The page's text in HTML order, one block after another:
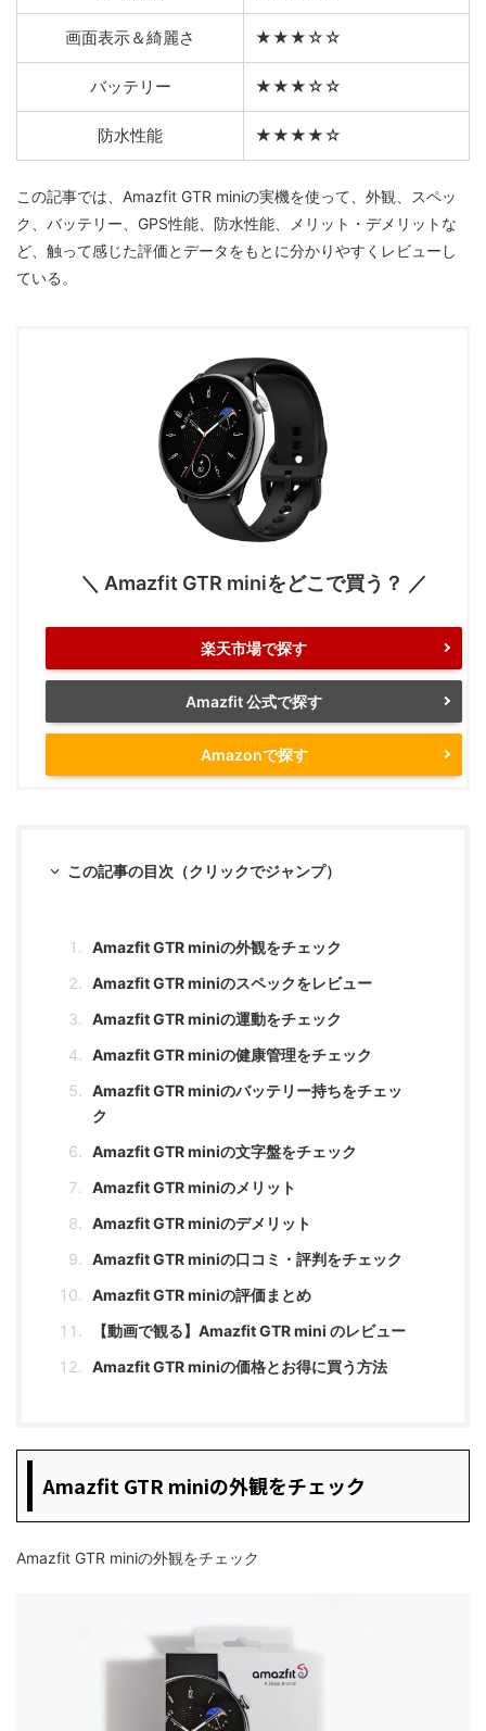
画面表示＆綺麗さ ★★★☆☆
バッテリー ★★★☆☆
防水性能 ★★★★☆
この記事では、Amazfit GTR miniの実機を使って、外観、スペッ
ク、バッテリー、GPS性能、防水性能、メリット・デメリットな
ど、触って感じた評価とデータをもとに分かりやすくレビューし
ている。
＼ Amazfit GTR miniをどこで買う？ ／
楽天市場で探す
Amazfit 公式で探す
Amazonで探す
この記事の目次（クリックでジャンプ）
Amazfit GTR miniの外観をチェック
Amazfit GTR miniのスペックをレビュー
Amazfit GTR miniの運動をチェック
Amazfit GTR miniの健康管理をチェック
Amazfit GTR miniのバッテリー持ちをチェッ
ク
Amazfit GTR miniの文字盤をチェック
Amazfit GTR miniのメリット
Amazfit GTR miniのデメリット
Amazfit GTR miniの口コミ・評判をチェック
Amazfit GTR miniの評価まとめ
【動画で観る】Amazfit GTR mini のレビュー
Amazfit GTR miniの価格とお得に買う方法
Amazfit GTR miniの外観をチェック
Amazfit GTR miniの外観をチェック